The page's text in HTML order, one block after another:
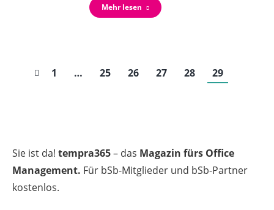
Mehr lesen
1 … 25 26 27 28 29
Sie ist da! tempra365– das Magazin fürs Office
Management. Für bSb-Mitglieder und bSb-Partner
kostenlos.